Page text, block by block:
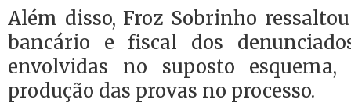
Além disso, Froz Sobrinho
bancário e fiscal dos
envolvidas no suposto
produção das provas no processo.